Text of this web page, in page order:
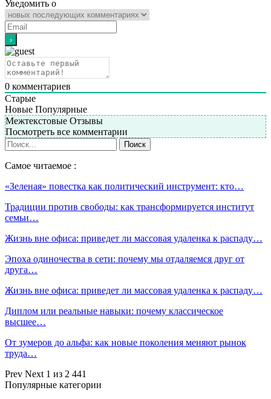
Уведомить о
0 комментариев
Старые
Новые Популярные
Межтекстовые Отзывы
Посмотреть все комментарии
Самое читаемое :
«Зеленая» повестка как политический инструмент: кто…
Традиции против свободы: как трансформируется институт
семьи…
Жизнь вне офиса: приведет ли массовая удаленка к распаду…
Эпоха одиночества в сети: почему мы отдаляемся друг от
друга…
Жизнь вне офиса: приведет ли массовая удаленка к распаду…
Диплом или реальные навыки: почему классическое
высшее…
От зумеров до альфа: как новые поколения меняют рынок
труда…
Prev Next 1 из 2 441
Популярные категории